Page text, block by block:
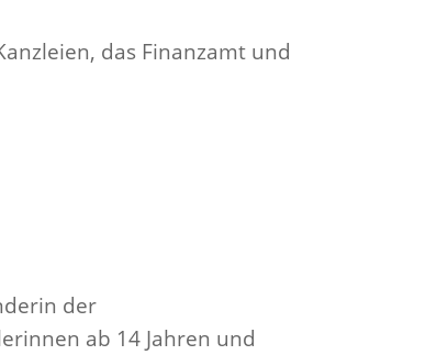
das Finanzamt und
der
ab 14 Jahren und